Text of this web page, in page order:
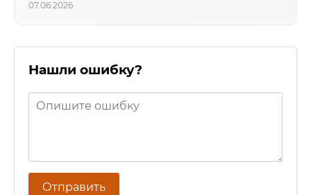
07.06.2026
Нашли ошибку?
Отправить